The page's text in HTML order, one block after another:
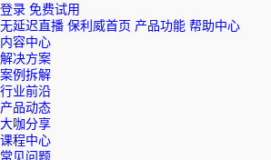
登录 免费试用
无延迟直播 保利威首页 产品功能 帮助中心
内容中心
解决方案
案例拆解
行业前沿
产品动态
大咖分享
课程中心
常见问题